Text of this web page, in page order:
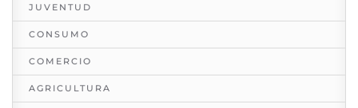
JUVENTUD
CONSUMO
COMERCIO
AGRICULTURA